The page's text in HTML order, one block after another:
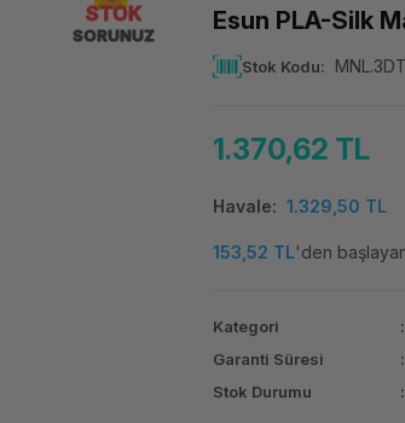
STOK
SORUNUZ Esun PLA-Silk
Stok Kodu
1.370,62 TL
Havale 1.329,50 TL
153,52 TL'den
Kategori
Garanti Süresi
Stok Durumu